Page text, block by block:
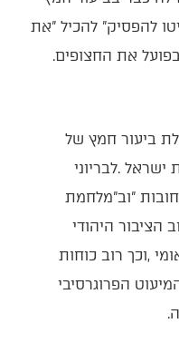
במישור‭ ‬הלאומי‭ ‬אנו‭ ‬עדים‭ ‬לתחילת‭ ‬ביעור‭ ‬חמץ‭ ‬של‭
‬שלטון‭ ‬הפקידים‭ ‬המנופח‭ ‬במדינת‭ ‬ישראל‭. ‬לבריוני‭
‬השמאל‭, ‬שמאיימים‭ ‬ב"לצאת‭ ‬לרחובות‮"‬‭ ‬וב"מלחמת‭
‬אחים‮"‬‭, ‬יתברר‭ ‬שהם‭ ‬אויר‭ ‬חם‭. ‬רוב‭ ‬הציבור‭ ‬היהודי‭
‬במדינת‭ ‬ישראל‭ ‬הוא‭ ‬מסורתי‭ ‬ולאומי‭, ‬וכך‭ ‬רוב‭ ‬כוחות‭
‬הביטחון‭ ‬שכעת‭ ‬פועלים‭ ‬בעזה‭; ‬המיעוט‭ ‬הפרוגרסיבי‭